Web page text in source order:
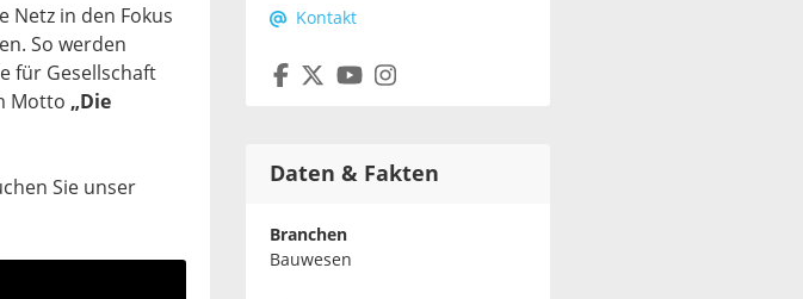
Netz in den Fokus
So werden
für Gesellschaft
Motto „Die
Sie unser
Kontakt
Daten & Fakten
Branchen
Bauwesen